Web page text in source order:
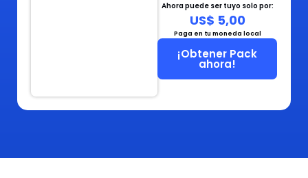
Ahora puede ser tuyo solo por:
US$ 5,00
Paga en tu moneda local
¡Obtener Pack
ahora!